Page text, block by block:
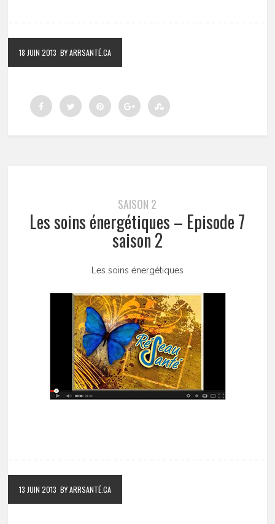
18 JUIN 2013 BY ARRSANTÉ.CA
SAISON 2
Les soins énergétiques – Episode 7
saison 2
Les soins énergétiques
13 JUIN 2013 BY ARRSANTÉ.CA